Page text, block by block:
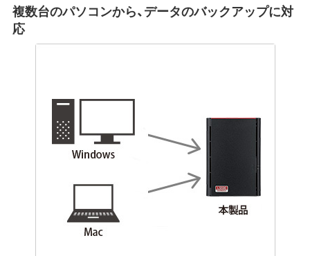
複数台のパソコンから、データのバックアップに対
応